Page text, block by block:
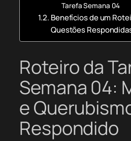
Tarefa Semana 04
Benefícios de um
Questões
Roteiro da
Semana 04:
e
Respondido